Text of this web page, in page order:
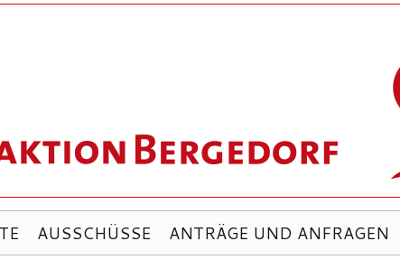
AUSSCHÜSSE ANTRÄGE UND ANFRAGEN